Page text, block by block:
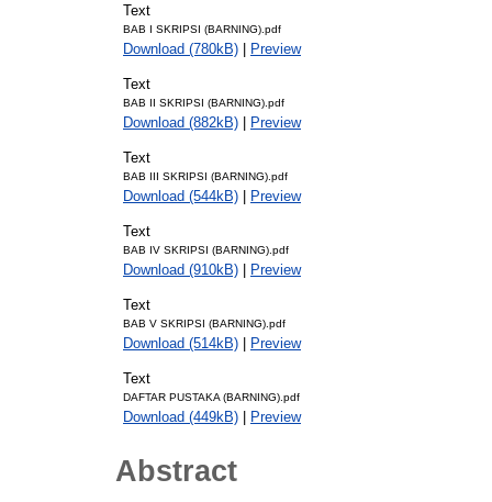
Text
BAB I SKRIPSI (BARNING).pdf
Download (780kB) | Preview
Text
BAB II SKRIPSI (BARNING).pdf
Download (882kB) | Preview
Text
BAB III SKRIPSI (BARNING).pdf
Download (544kB) | Preview
Text
BAB IV SKRIPSI (BARNING).pdf
Download (910kB) | Preview
Text
BAB V SKRIPSI (BARNING).pdf
Download (514kB) | Preview
Text
DAFTAR PUSTAKA (BARNING).pdf
Download (449kB) | Preview
Abstract